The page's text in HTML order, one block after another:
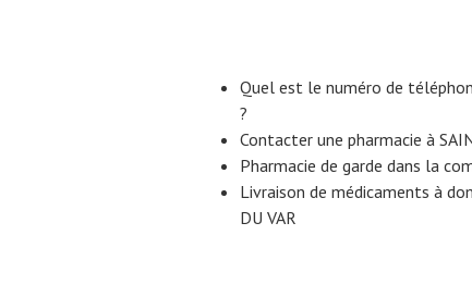
Quel est le numéro de
?
Contacter une pharmacie à
Pharmacie de garde dans la
Livraison de médicaments à
DU VAR